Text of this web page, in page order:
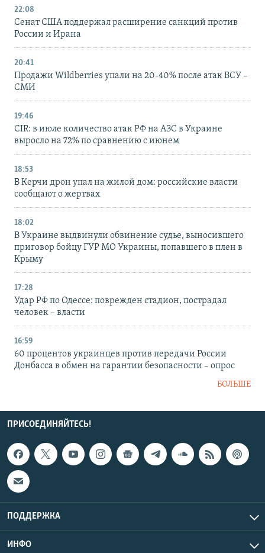
22:08
Сенат США поддержал расширение санкций против
России и Ирана
20:41
Продажи Wildberries упали на 20-40% после атак ВСУ –
СМИ
19:46
CIR: в июле количество атак РФ на АЗС в Украине
выросло на 72% по сравнению с июнем
18:53
В Керчи дрон упал на жилой дом: российские власти
сообщают о жертвах
18:02
В Украине выдвинули обвинение судье, выносившего
приговор бойцу ГУР МО Украины, попавшего в плен в
Крыму
17:28
Удар РФ по Одессе: поврежден стадион, пострадал
человек – власти
16:59
60 процентов украинцев против передачи России
Донбасса в обмен на гарантии безопасности – опрос
БОЛЬШЕ
ПРИСОЕДИНЯЙТЕСЬ!
ПОДДЕРЖКА
ИНФО